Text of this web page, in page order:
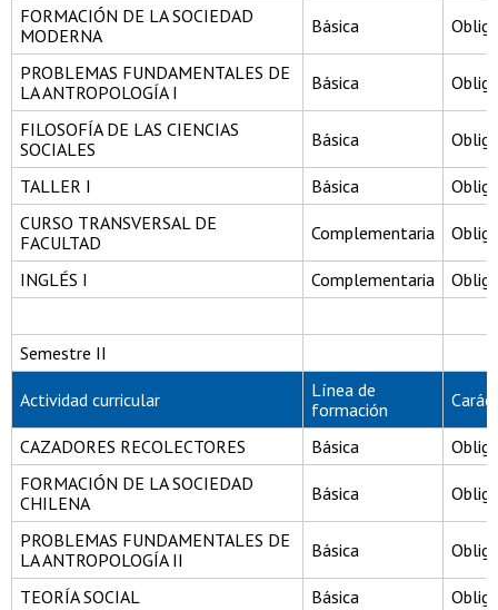
FORMACIÓN DE LA SOCIEDAD
MODERNA
Básica
PROBLEMAS FUNDAMENTALES DE
LA ANTROPOLOGÍA I
Básica
FILOSOFÍA DE LAS CIENCIAS
SOCIALES
Básica
TALLER I Básica
CURSO TRANSVERSAL DE
FACULTAD
Complementaria
INGLÉS I Complementaria
Semestre II
Actividad curricular
Línea de
formación
CAZADORES RECOLECTORES Básica
FORMACIÓN DE LA SOCIEDAD
CHILENA
Básica
PROBLEMAS FUNDAMENTALES DE
LA ANTROPOLOGÍA II
Básica
TEORÍA SOCIAL Básica